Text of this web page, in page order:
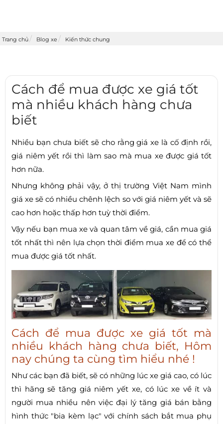
Trang chủ Blog xe Kiến thức chung
Cách để mua được xe giá tốt
mà nhiều khách hàng chưa
biết
Nhiều bạn chưa biết sẽ cho rằng giá xe là cố định rồi,
giá niêm yết rồi thì làm sao mà mua xe được giá tốt
hơn nữa.
Nhưng không phải vậy, ở thị trường Việt Nam mình
giá xe sẽ có nhiều chênh lệch so với giá niêm yết và sẽ
cao hơn hoặc thấp hơn tuỳ thời điểm.
Vậy nếu bạn mua xe và quan tâm về giá, cần mua giá
tốt nhất thì nên lựa chọn thời điểm mua xe để có thể
mua được giá tốt nhất.
Cách để mua được xe giá tốt mà
nhiều khách hàng chưa biết, Hôm
nay chúng ta cùng tìm hiểu nhé !
Như các bạn đã biết, sẽ có những lúc xe giá cao, có lúc
thì hãng sẽ tăng giá niêm yết xe, có lúc xe về ít và
người mua nhiều nên việc đại lý tăng giá bán bằng
hình thức "bia kèm lạc" với chính sách bắt mua phụ